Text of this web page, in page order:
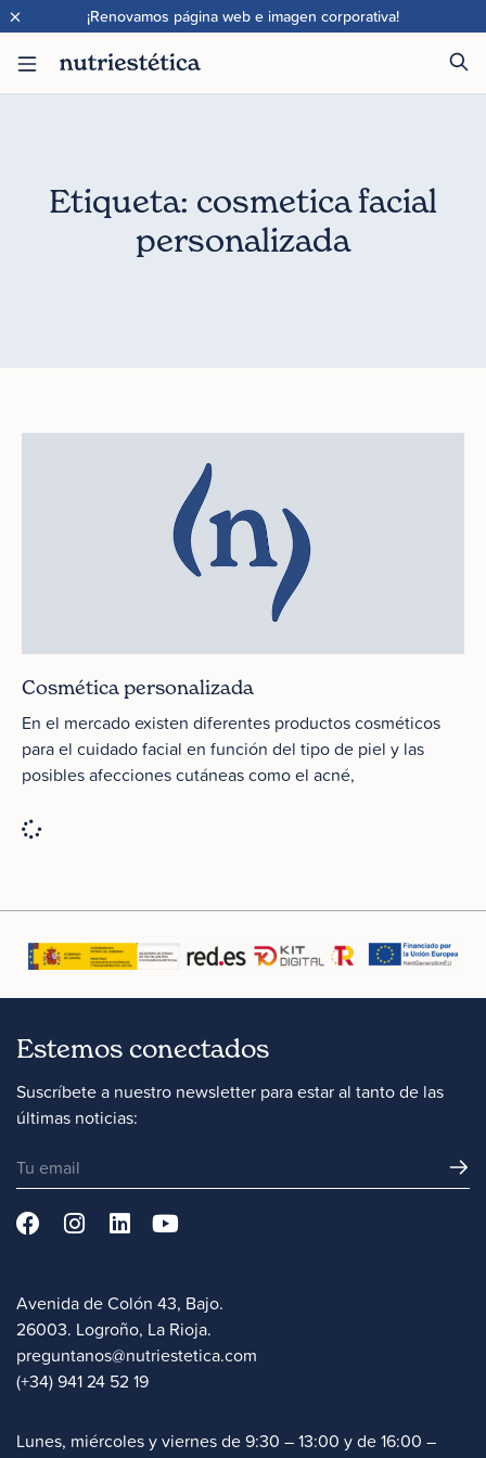
¡Renovamos página web e imagen corporativa!
×
Etiqueta: cosmetica facial
personalizada
Cosmética personalizada
En el mercado existen diferentes productos cosméticos
para el cuidado facial en función del tipo de piel y las
posibles afecciones cutáneas como el acné,
Estemos conectados
Suscríbete a nuestro newsletter para estar al tanto de las
últimas noticias:
Avenida de Colón 43, Bajo.
26003. Logroño, La Rioja.
preguntanos@nutriestetica.com
(+34) 941 24 52 19
Lunes, miércoles y viernes de 9:30 – 13:00 y de 16:00 –